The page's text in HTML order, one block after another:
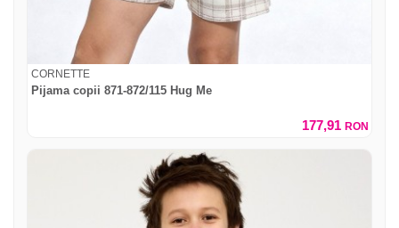
CORNETTE
Pijama copii 871-872/115 Hug Me
177,91 RON